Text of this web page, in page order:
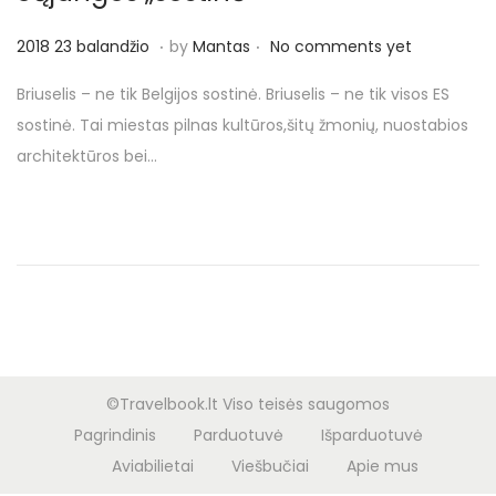
P
s
t
e
2018 23 balandžio 2
1
8
2
ž
i
o
. by Mantas . No comments yet
Briuselis – ne tik Belgijos sostinė. Briuselis – ne tik visos ES
sostinė. Tai miestas pilnas kultūros,šitų žmonių, nuostabios
architektūros bei…
©Travelbook.lt Viso teisės saugomos
Pagrindinis
Parduotuvė
Išparduotuvė
Aviabilietai
Viešbučiai Apie mus